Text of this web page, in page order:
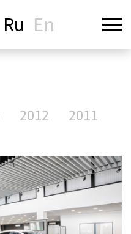
Ru En
2012 2011